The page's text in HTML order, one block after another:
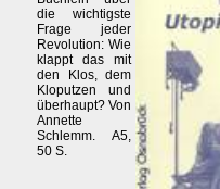
die wichtigste
Frage jeder
Revolution: Wie
klappt das mit
den Klos, dem
Kloputzen und
überhaupt? Von
Annette
Schlemm. A5,
50 S.